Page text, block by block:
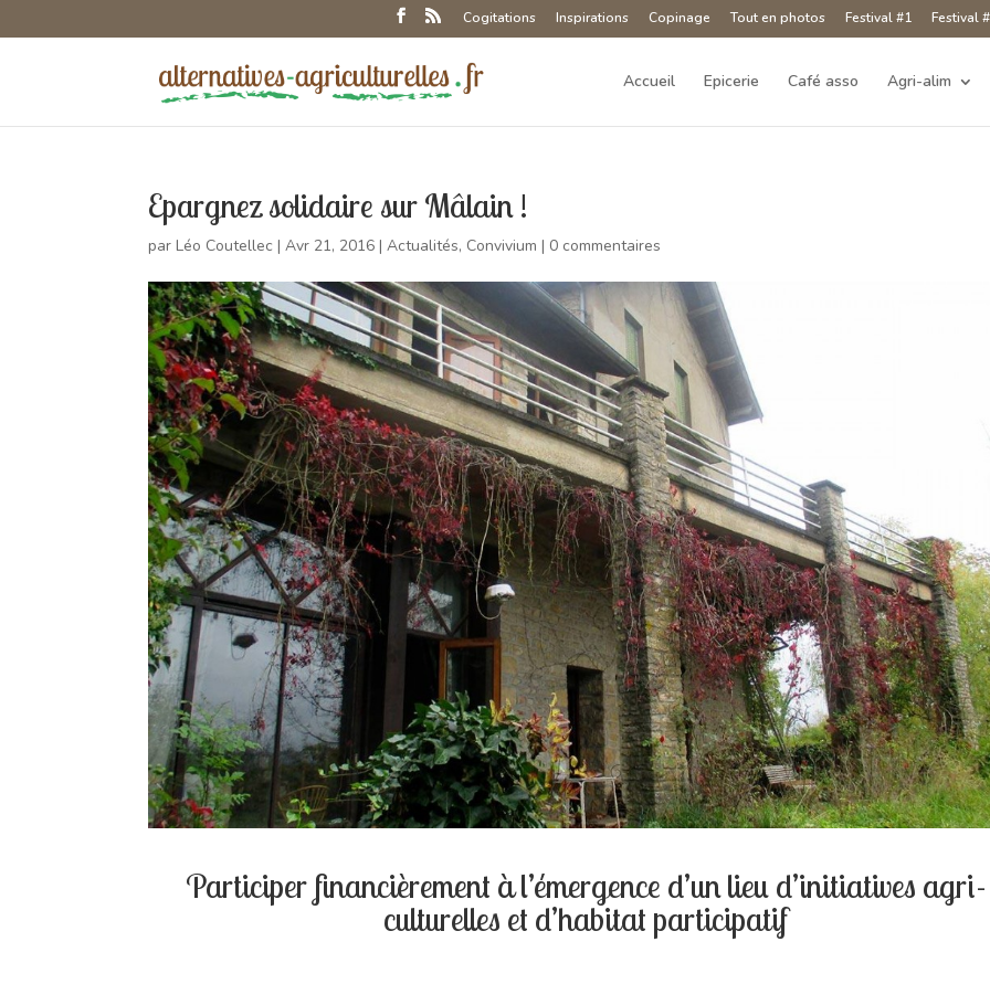
Cogitations Inspirations Copinage Tout en photos Festival #1 Festival
Accueil Epicerie Café asso Agri-alim
Epargnez solidaire sur Mâlain !
parLéo Coutellec |Avr 21, 2016 |Actualités, Convivium | 0 commentaires
Participer financièrement à l’émergence d’un lieu d’initiatives agri-
culturelles et d’habitat participatif